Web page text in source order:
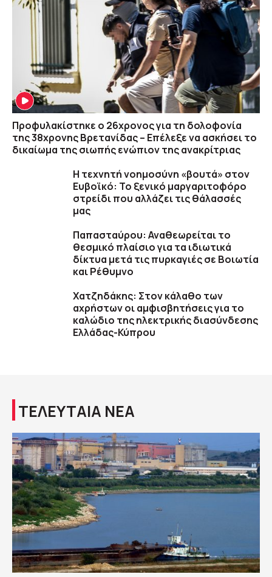
Προφυλακίστηκε ο 26χρονος για τη δολοφονία
της 38χρονης Βρετανίδας – Επέλεξε να ασκήσει το
δικαίωμα της σιωπής ενώπιον της ανακρίτριας
Η τεχνητή νοημοσύνη «βουτά» στον
Ευβοϊκό: Το ξενικό μαργαριτοφόρο
στρείδι που αλλάζει τις θάλασσές
μας
Παπασταύρου: Αναθεωρείται το
θεσμικό πλαίσιο για τα ιδιωτικά
δίκτυα μετά τις πυρκαγιές σε Βοιωτία
και Ρέθυμνο
Χατζηδάκης: Στον κάλαθο των
αχρήστων οι αμφισβητήσεις για το
καλώδιο της ηλεκτρικής διασύνδεσης
Ελλάδας-Κύπρου
ΤΕΛΕΥΤΑΙΑ ΝΕΑ